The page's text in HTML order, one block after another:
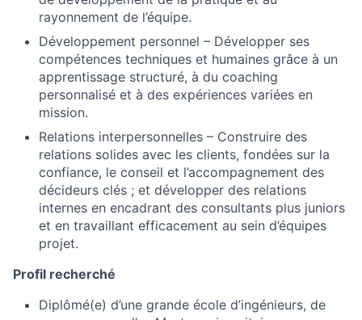
rayonnement de l’équipe.
Développement personnel – Développer ses
compétences techniques et humaines grâce à un
apprentissage structuré, à du coaching
personnalisé et à des expériences variées en
mission.
Relations interpersonnelles – Construire des
relations solides avec les clients, fondées sur la
confiance, le conseil et l’accompagnement des
décideurs clés ; et développer des relations
internes en encadrant des consultants plus juniors
et en travaillant efficacement au sein d’équipes
projet.
Profil recherché
Diplômé(e) d’une grande école d’ingénieurs, de